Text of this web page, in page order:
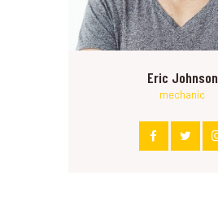
Eric Johnson
mechanic